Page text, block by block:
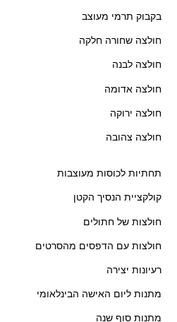
בקבוק תרמי מעוצב
חולצה שחורה חלקה
חולצה לבנה
חולצה אדומה
חולצה ירוקה
חולצה צהובה
תחתיות לכוסות מעוצבות
קולקציית הנסיך הקטן
חולצות של חתולים
חולצות עם הדפסים מהסרטים
רעיונות יצירה
מתנות ליום האישה הבינלאומי
מתנות סוף שנה